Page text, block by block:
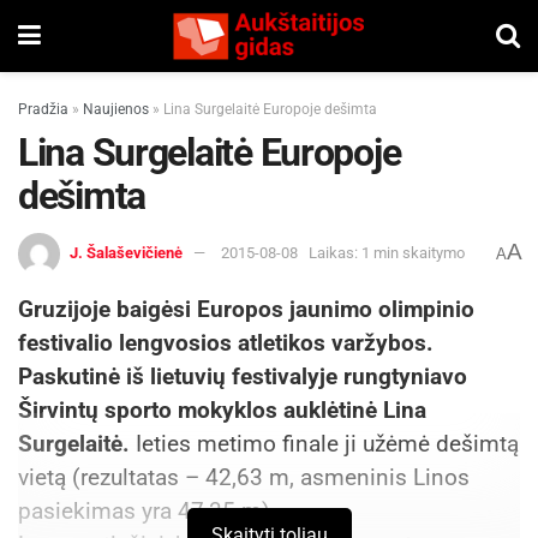
Pradžia » Naujienos » Lina Surgelaitė Europoje dešimta
Lina Surgelaitė Europoje
dešimta
J. Šalaševičienė 2015-08-08 Laikas: 1 min skaitymo AA
Gruzijoje baigėsi Europos jaunimo olimpinio
festivalio lengvosios atletikos varžybos.
Paskutinė iš lietuvių festivalyje rungtyniavo
Širvintų sporto mokyklos auklėtinė Lina
Surgelaitė. Ieties metimo finale ji užėmė dešimtą
vietą (rezultatas – 42,63 m, asmeninis Linos
pasiekimas yra 47,35 m).